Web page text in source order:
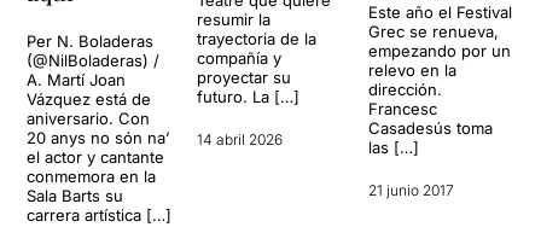
Per N. Boladeras
(@NilBoladeras) /
A. Martí Joan
Vázquez está de
aniversario. Con
20 anys no són na’
el actor y cantante
conmemora en la
Sala Barts su
carrera artística […]
resumir la
trayectoria de la
compañía y
proyectar su
futuro. La […]
14 abril 2026
Este año el Festival
Grec se renueva,
empezando por un
relevo en la
dirección.
Francesc
Casadesús toma
las […]
21 junio 2017